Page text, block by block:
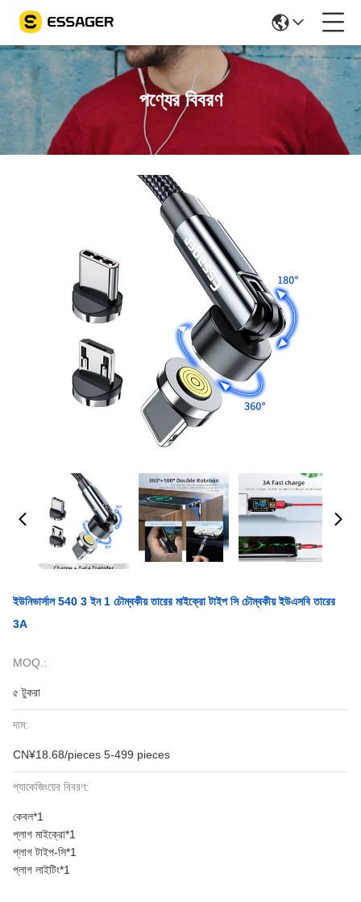
পণ্যের বিবরণ
ইউনিভার্সাল 540 3 ইন 1 চৌম্বকীয় তারের মাইক্রো টাইপ সি চৌম্বকীয় ইউএসবি তারের
3A
MOQ.:
৫ টুকরা
দাম:
CN¥18.68/pieces 5-499 pieces
প্যাকেজিংয়ের বিবরণ:
কেবল*1
প্লাগ মাইক্রো*1
প্লাগ টাইপ-সি*1
প্লাগ লাইটিং*1